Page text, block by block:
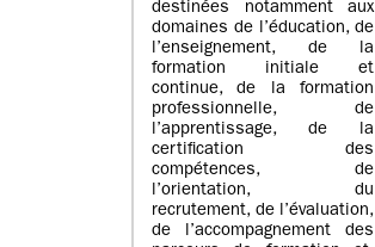
destinées notamment aux
domaines de l’éducation, de
l’enseignement, de la
formation initiale et
continue, de la formation
professionnelle, de
l’apprentissage, de la
certification des
compétences, de
l’orientation, du
recrutement, de l’évaluation,
de l’accompagnement des